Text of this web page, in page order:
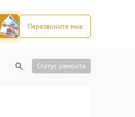
Перезвоните мне
Статус ремонта